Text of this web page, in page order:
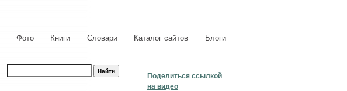
Фото Книги Словари Каталог сайтов Блоги
Поделиться ссылкой
на видео